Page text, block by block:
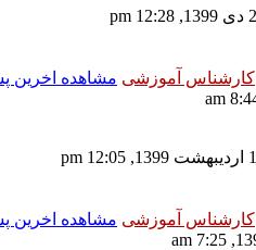
کارشناس آموزشی مشاهده اخرین
کارشناس آموزشی مشاهده اخرین